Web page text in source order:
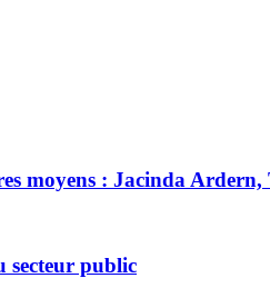
moyens : Jacinda
secteur public